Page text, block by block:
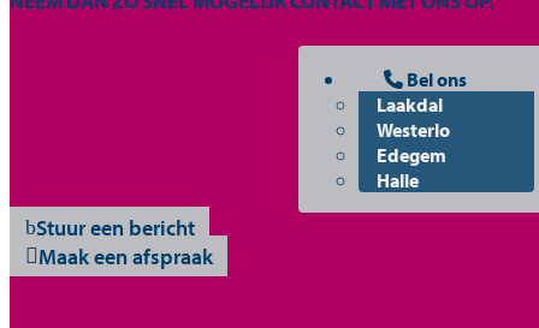
Bel ons
Laakdal
Westerlo
Edegem
Halle
Stuur een bericht
Maak een afspraak